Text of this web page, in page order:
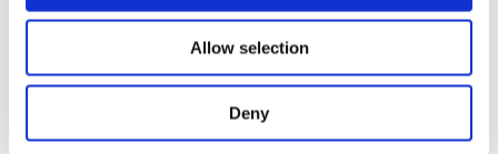
Allow selection
Deny